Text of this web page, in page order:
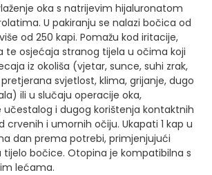
oka s natrijevim hijaluronatom
U pakiranju se nalazi bočica od
od 250 kapi. Pomažu kod iritacije,
te osjećaja stranog tijela u očima koji
iz okoliša (vjetar, sunce, suhi zrak,
svjetlost, klima, grijanje, dugo
ili u slučaju operacije oka,
učestalog i dugog korištenja kontaktnih
crvenih i umornih očiju. Ukapati 1 kap u
dan prema potrebi, primjenjujući
tijelo bočice. Otopina je kompatibilna s
lećama.